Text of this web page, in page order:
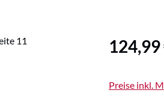
Regulärer
124,99
Preise inkl.